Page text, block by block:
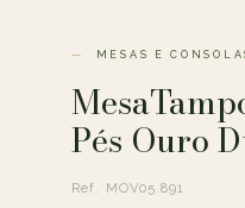
MESAS E
Pés Ouro
Ref. MOV05.891